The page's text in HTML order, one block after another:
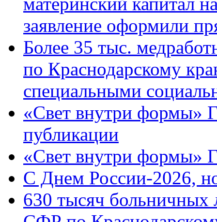
заявление оформили
Более 35 тыс.
по Краснодарскому
специальными
«Свет внутри формы»
публикации
«Свет внутри формы»
C Днем России-2026,
630 тысяч больничных